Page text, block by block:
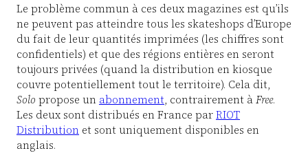
Le problème commun à ces deux magazines est qu’ils
ne peuvent pas atteindre tous les skateshops d’Europe
du fait de leur quantités imprimées (les chiffres sont
confidentiels) et que des régions entières en seront
toujours privées (quand la distribution en kiosque
couvre potentiellement tout le territoire). Cela dit,
Solo propose un abonnement, contrairement àFree.
Les deux sont distribués en France parRIOT
Distribution et sont uniquement disponibles en
anglais.